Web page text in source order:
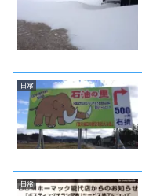
日常
日常